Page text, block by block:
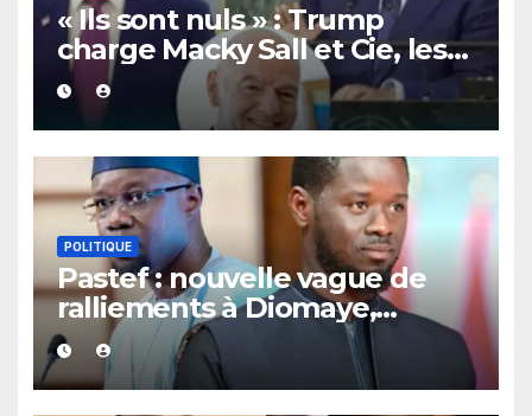
« Ils sont nuls » : Trump
charge Macky Sall et Cie, les
dessous de son lobbying pro-
Infantino à l’ONU
POLITIQUE
Pastef : nouvelle vague de
ralliements à Diomaye,
plusieurs cadres et
coordonnateurs lâchent
Sonko.